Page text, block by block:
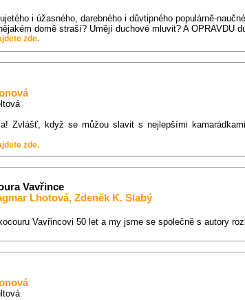
i úžasného, darebného i důvtipného populárně-
domě straší? Umějí duchové mluvit? A OPRAVDU
zde.
Zvlášť, když se můžou slavit s nejlepšími
zde.
Vavřince
Lhotová, Zdeněk K. Slabý
Vavřincovi 50 let a my jsme se společně s autory